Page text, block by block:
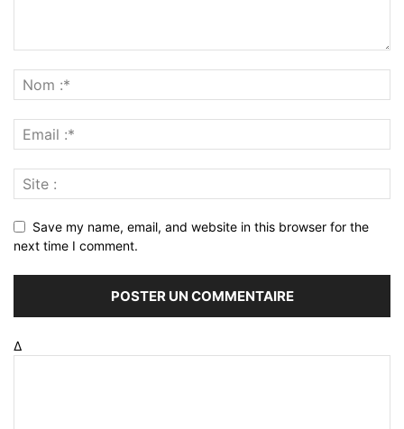
Save my name, email, and website in this browser for the
next time I comment.
Δ